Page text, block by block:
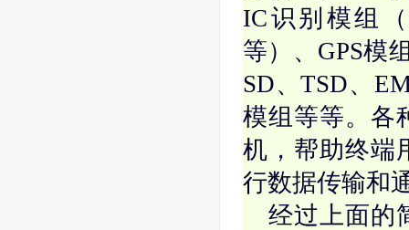
IC识别模组
等）、GPS模
SD、TSD、
模组等等。各
机，帮助终端
行数据传输和
经过上面的